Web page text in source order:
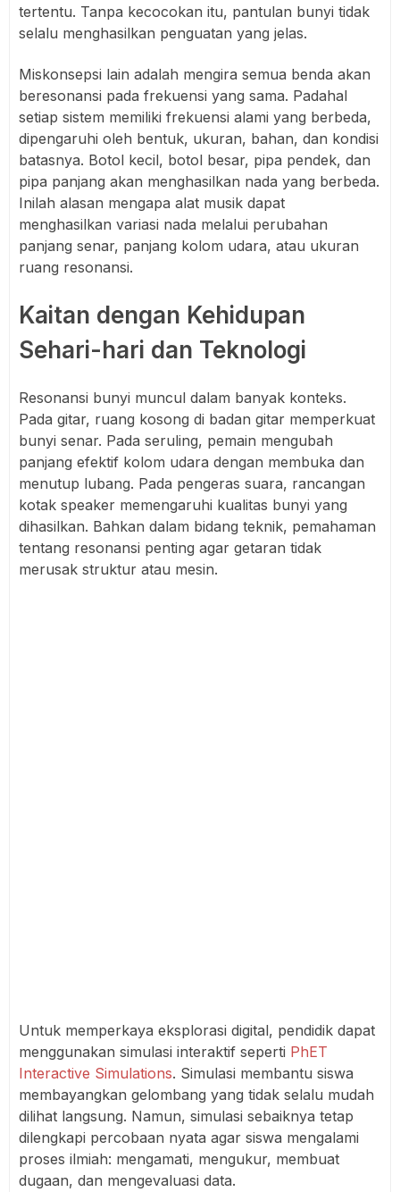
tertentu. Tanpa kecocokan itu, pantulan bunyi tidak
selalu menghasilkan penguatan yang jelas.
Miskonsepsi lain adalah mengira semua benda akan
beresonansi pada frekuensi yang sama. Padahal
setiap sistem memiliki frekuensi alami yang berbeda,
dipengaruhi oleh bentuk, ukuran, bahan, dan kondisi
batasnya. Botol kecil, botol besar, pipa pendek, dan
pipa panjang akan menghasilkan nada yang berbeda.
Inilah alasan mengapa alat musik dapat
menghasilkan variasi nada melalui perubahan
panjang senar, panjang kolom udara, atau ukuran
ruang resonansi.
Kaitan dengan Kehidupan
Sehari-hari dan Teknologi
Resonansi bunyi muncul dalam banyak konteks.
Pada gitar, ruang kosong di badan gitar memperkuat
bunyi senar. Pada seruling, pemain mengubah
panjang efektif kolom udara dengan membuka dan
menutup lubang. Pada pengeras suara, rancangan
kotak speaker memengaruhi kualitas bunyi yang
dihasilkan. Bahkan dalam bidang teknik, pemahaman
tentang resonansi penting agar getaran tidak
merusak struktur atau mesin.
Untuk memperkaya eksplorasi digital, pendidik dapat
menggunakan simulasi interaktif seperti PhET
Interactive Simulations. Simulasi membantu siswa
membayangkan gelombang yang tidak selalu mudah
dilihat langsung. Namun, simulasi sebaiknya tetap
dilengkapi percobaan nyata agar siswa mengalami
proses ilmiah: mengamati, mengukur, membuat
dugaan, dan mengevaluasi data.